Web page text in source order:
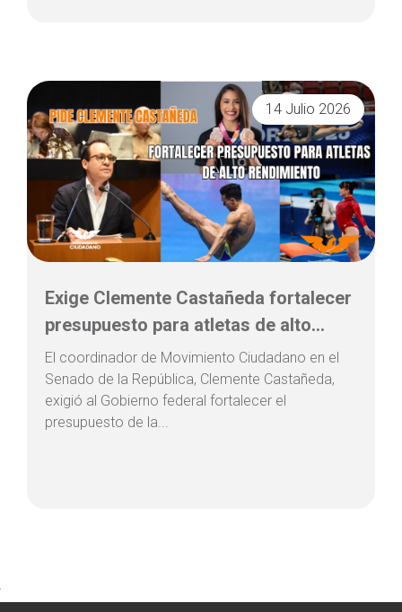
14 Julio 2026
Exige Clemente Castañeda fortalecer
presupuesto para atletas de alto...
El coordinador de Movimiento Ciudadano en el
Senado de la República, Clemente Castañeda,
exigió al Gobierno federal fortalecer el
presupuesto de la...